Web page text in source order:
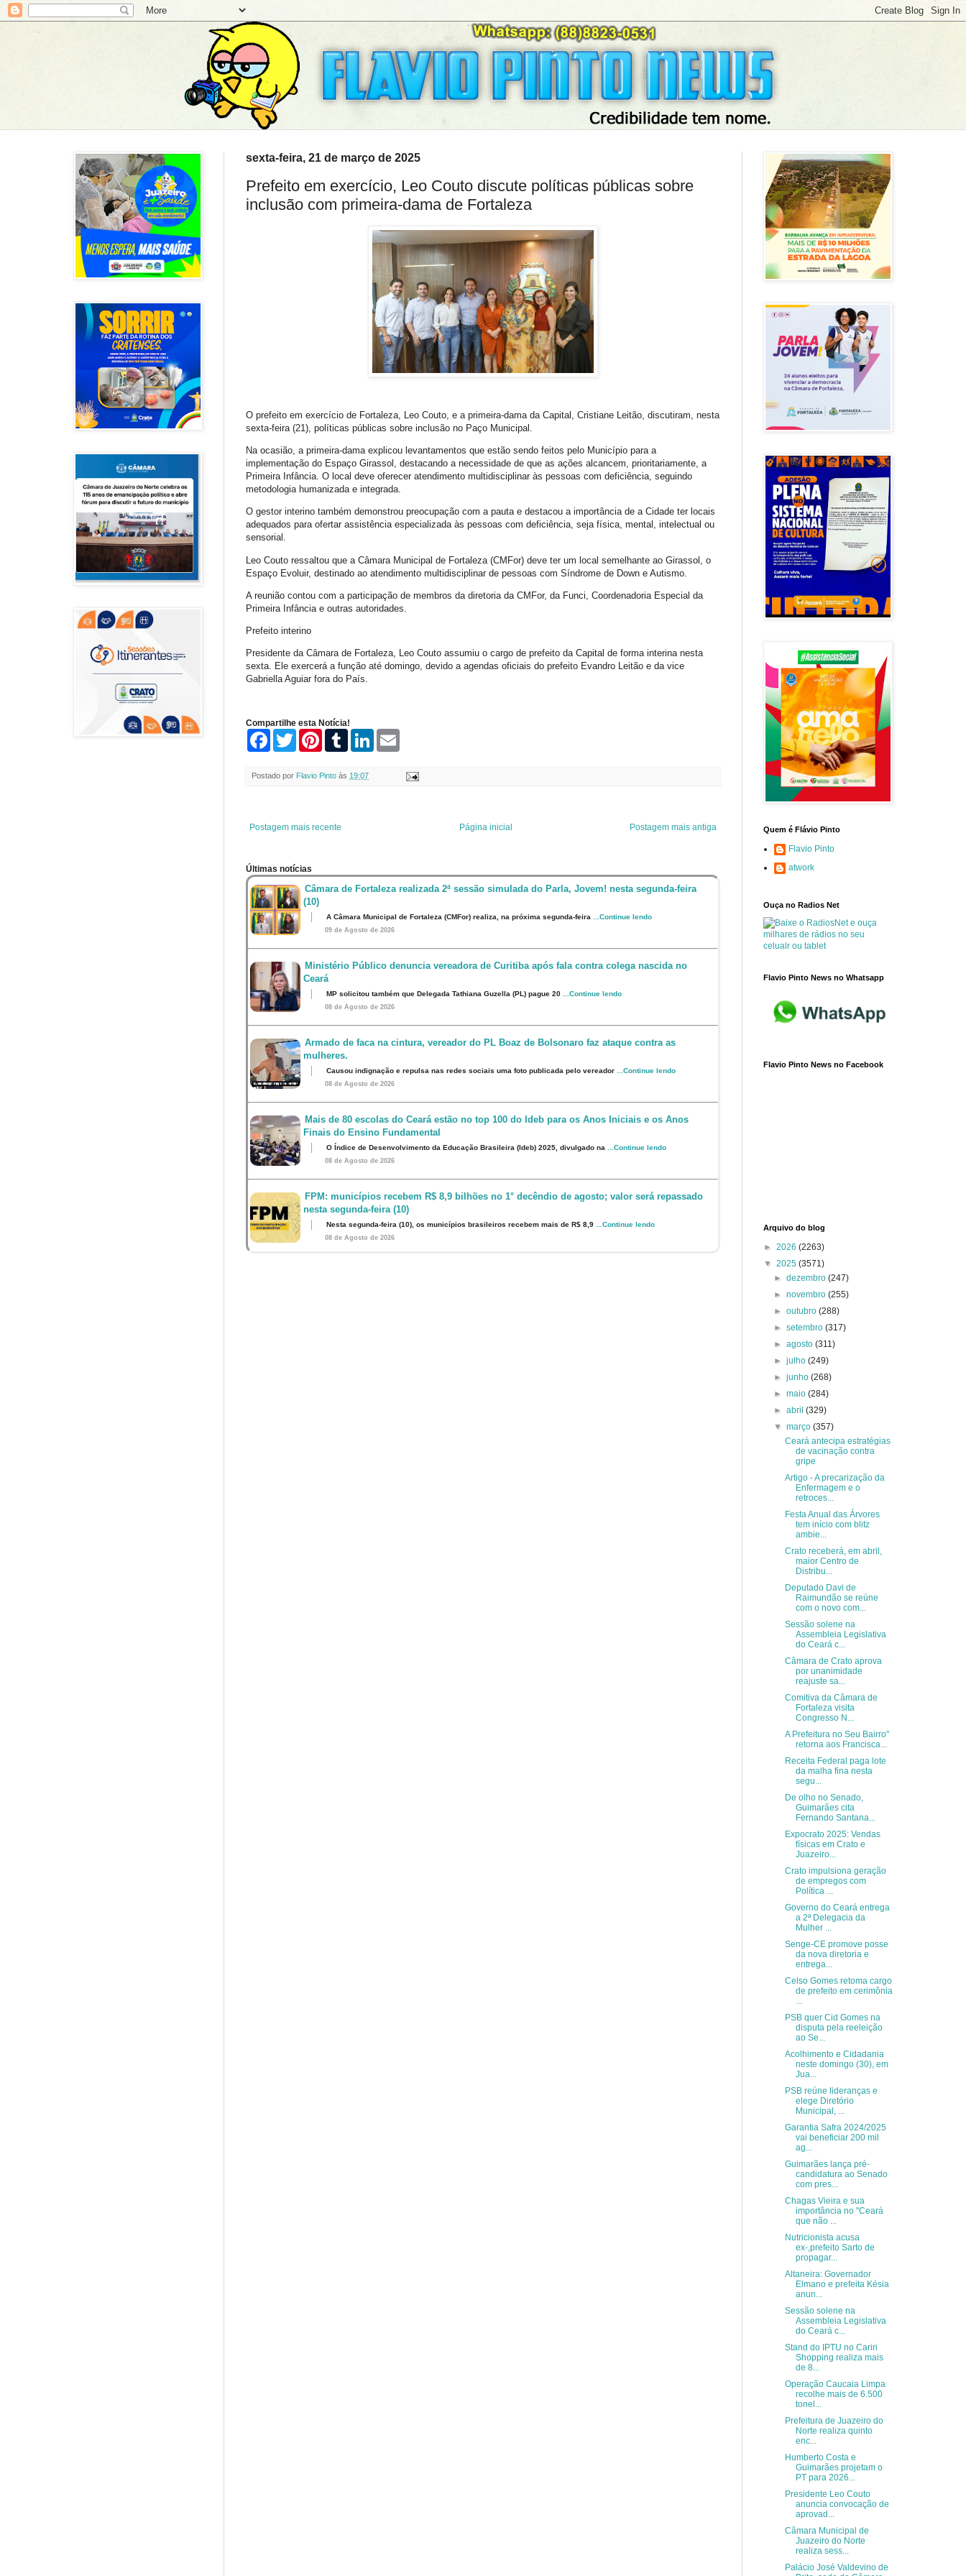
sexta-feira, 21 de março de 2025
Prefeito em exercício, Leo Couto discute políticas públicas sobre
inclusão com primeira-dama de Fortaleza
O prefeito em exercício de Fortaleza, Leo Couto, e a primeira-dama da Capital, Cristiane Leitão, discutiram, nesta
sexta-feira (21), políticas públicas sobre inclusão no Paço Municipal.
Na ocasião, a primeira-dama explicou levantamentos que estão sendo feitos pelo Município para a
implementação do Espaço Girassol, destacando a necessidade de que as ações alcancem, prioritariamente, a
Primeira Infância. O local deve oferecer atendimento multidisciplinar às pessoas com deficiência, seguindo
metodologia humanizada e integrada.
O gestor interino também demonstrou preocupação com a pauta e destacou a importância de a Cidade ter locais
adequados para ofertar assistência especializada às pessoas com deficiência, seja física, mental, intelectual ou
sensorial.
Leo Couto ressaltou que a Câmara Municipal de Fortaleza (CMFor) deve ter um local semelhante ao Girassol, o
Espaço Evoluir, destinado ao atendimento multidisciplinar de pessoas com Síndrome de Down e Autismo.
A reunião contou com a participação de membros da diretoria da CMFor, da Funci, Coordenadoria Especial da
Primeira Infância e outras autoridades.
Prefeito interino
Presidente da Câmara de Fortaleza, Leo Couto assumiu o cargo de prefeito da Capital de forma interina nesta
sexta. Ele exercerá a função até domingo, devido a agendas oficiais do prefeito Evandro Leitão e da vice
Gabriella Aguiar fora do País.
Compartilhe esta Notícia!
b
w
t
e
t
l
Postado por Flavio Pinto às 19:07
Postagem mais recente Postagem mais antiga
Página inicial
Últimas notícias
Câmara de Fortaleza realizada 2ª sessão simulada do Parla, Jovem! nesta segunda-feira
(10)
A Câmara Municipal de Fortaleza (CMFor) realiza, na próxima segunda-feira ...Continue lendo
09 de Agosto de 2026
Ministério Público denuncia vereadora de Curitiba após fala contra colega nascida no
Ceará
MP solicitou também que Delegada Tathiana Guzella (PL) pague 20 ...Continue lendo
08 de Agosto de 2026
Armado de faca na cintura, vereador do PL Boaz de Bolsonaro faz ataque contra as
mulheres.
Causou indignação e repulsa nas redes sociais uma foto publicada pelo vereador ...Continue lendo
08 de Agosto de 2026
Mais de 80 escolas do Ceará estão no top 100 do Ideb para os Anos Iniciais e os Anos
Finais do Ensino Fundamental
O Índice de Desenvolvimento da Educação Brasileira (Ideb) 2025, divulgado na ...Continue lendo
08 de Agosto de 2026
FPM: municípios recebem R$ 8,9 bilhões no 1° decêndio de agosto; valor será repassado
nesta segunda-feira (10)
Nesta segunda-feira (10), os municípios brasileiros recebem mais de R$ 8,9 ...Continue lendo
08 de Agosto de 2026
Quem é Flávio Pinto
Flavio Pinto
atwork
Ouça no Radios Net
Flavio Pinto News no Whatsapp
Flavio Pinto News no Facebook
Arquivo do blog
► 2026 (2263)
▼ 2025 (3571)
►dezembro(247)
►novembro(255)
►outubro(288)
►setembro(317)
►agosto(311)
►julho(249)
►junho(268)
►maio(284)
►abril(329)
▼março(357)
Ceará antecipa estratégias
de vacinação contra
gripe
Artigo - A precarização da
Enfermagem e o
retroces...
Festa Anual das Árvores
tem início com blitz
ambie...
Crato receberá, em abril,
maior Centro de
Distribu...
Deputado Davi de
Raimundão se reúne
com o novo com...
Sessão solene na
Assembleia Legislativa
do Ceará c...
Câmara de Crato aprova
por unanimidade
reajuste sa...
Comitiva da Câmara de
Fortaleza visita
Congresso N...
A Prefeitura no Seu Bairro"
retorna aos Francisca...
Receita Federal paga lote
da malha fina nesta
segu...
De olho no Senado,
Guimarães cita
Fernando Santana...
Expocrato 2025: Vendas
físicas em Crato e
Juazeiro...
Crato impulsiona geração
de empregos com
Política ...
Governo do Ceará entrega
a 2ª Delegacia da
Mulher ...
Senge-CE promove posse
da nova diretoria e
entrega...
Celso Gomes retoma cargo
de prefeito em cerimônia
...
PSB quer Cid Gomes na
disputa pela reeleição
ao Se...
Acolhimento e Cidadania
neste domingo (30), em
Jua...
PSB reúne lideranças e
elege Diretório
Municipal, ...
Garantia Safra 2024/2025
vai beneficiar 200 mil
ag...
Guimarães lança pré-
candidatura ao Senado
com pres...
Chagas Vieira e sua
importância no "Ceará
que não ...
Nutricionista acusa
ex-,prefeito Sarto de
propagar...
Altaneira: Governador
Elmano e prefeita Késia
anun...
Sessão solene na
Assembleia Legislativa
do Ceará c...
Stand do IPTU no Cariri
Shopping realiza mais
de 8...
Operação Caucaia Limpa
recolhe mais de 6.500
tonel...
Prefeitura de Juazeiro do
Norte realiza quinto
enc...
Humberto Costa e
Guimarães projetam o
PT para 2026...
Presidente Leo Couto
anuncia convocação de
aprovad...
Câmara Municipal de
Juazeiro do Norte
realiza sess...
Palácio José Valdevino de